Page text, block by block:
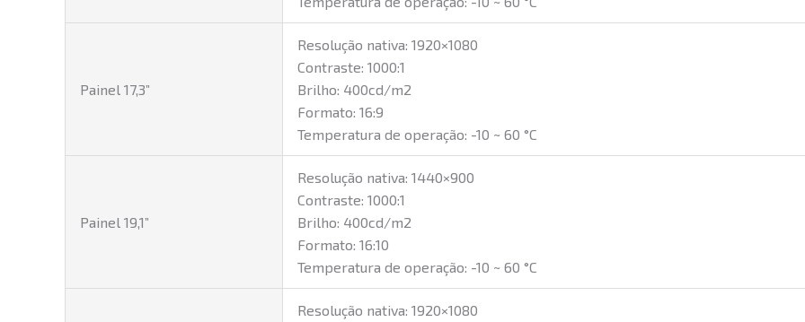
Painel 17,3”
Resolução nativa: 1920×1080
Contraste: 1000:1
Brilho: 400cd/m2
Formato: 16:9
Temperatura de operação: -10 ~ 60 °C
Painel 19,1”
Resolução nativa: 1440×900
Contraste: 1000:1
Brilho: 400cd/m2
Formato: 16:10
Temperatura de operação: -10 ~ 60 °C
Resolução nativa: 1920×1080